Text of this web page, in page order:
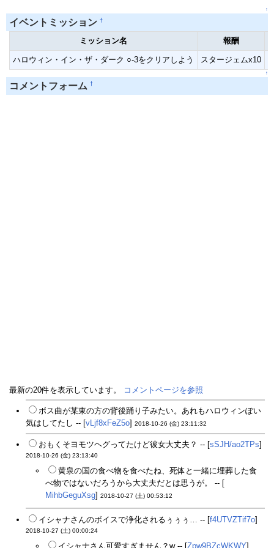
↑
イベントミッション †
ミッション名 報酬
ハロウィン・イン・ザ・ダーク ○-3をクリアしよう スタージェムx10
↑
コメントフォーム †
最新の20件を表示しています。 コメントページを参照
ボス曲が某東の方の背後踊り子みたい。あれもハロウィンぽい
気はしてたし -- [vLjf8xFeZ5o] 2018-10-26 (金) 23:11:32
おもくそヨモツヘグってたけど彼女大丈夫？ -- [sSJH/ao2TPs]
2018-10-26 (金) 23:13:40
黄泉の国の食べ物を食べたね、死体と一緒に埋葬した食
べ物ではないだろうから大丈夫だとは思うが。 -- [
MihbGeguXsg] 2018-10-27 (土) 00:53:12
イシャナさんのボイスで浄化されるぅぅぅ… -- [f4UTVZTif7o]
2018-10-27 (土) 00:00:24
イシャナさん可愛すぎません？w -- [Zpw9BZcWKWY]